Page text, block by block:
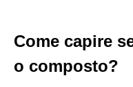
Come capire
o composto?